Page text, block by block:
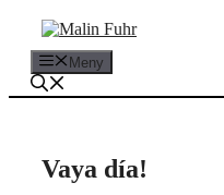
Hoppa
innehåll Meny
Vaya día!